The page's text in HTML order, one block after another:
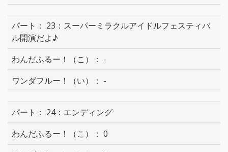
23：スーパーミラクルアイドルフェスティバ
ル開演だよ♪
-
-
24：エンディング
0